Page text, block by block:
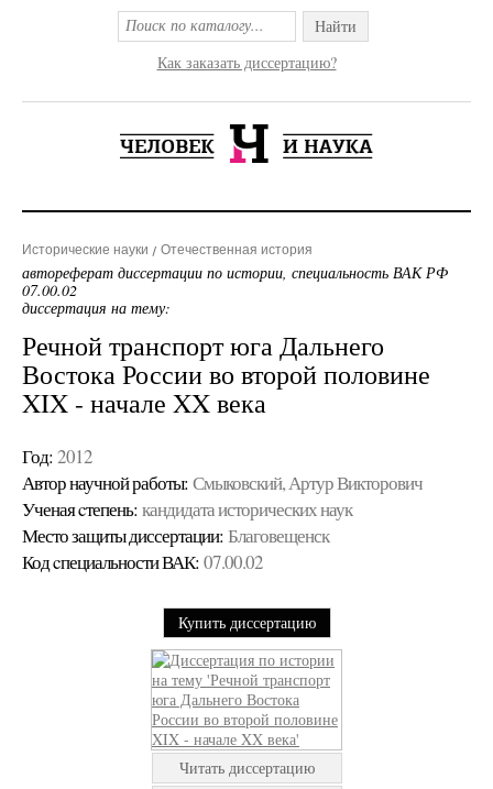
Найти
Как заказать диссертацию?
Исторические науки Отечественная история
автореферат диссертации по истории, специальность ВАК РФ
07.00.02
диссертация на тему:
Речной транспорт юга Дальнего
Востока России во второй половине
XIX - начале XX века
Год: 2012
Автор научной работы: Смыковский, Артур Викторович
Ученая cтепень: кандидата исторических наук
Место защиты диссертации: Благовещенск
Код cпециальности ВАК: 07.00.02
Купить диссертацию
Читать диссертацию